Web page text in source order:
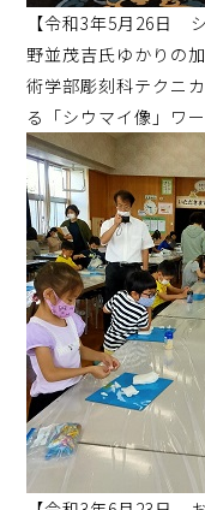
【令和3年5月26日
野並茂吉氏ゆかりの
術学部彫刻科テクニ
る「シウマイ像」ワ